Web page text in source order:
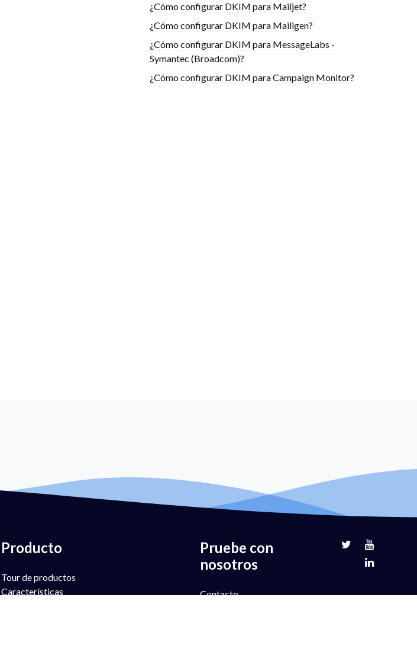
¿Cómo configurar DKIM para Mailjet?
¿Cómo configurar DKIM para Mailigen?
¿Cómo configurar DKIM para MessageLabs -
Symantec (Broadcom)?
¿Cómo configurar DKIM para Campaign Monitor?
Producto
Tour de productos
Características
Pruebe con
nosotros
Contacto